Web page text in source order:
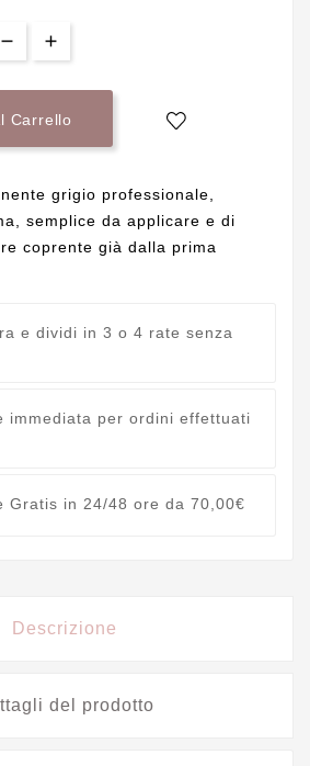
Carrello
grigio professionale,
semplice da applicare e di
coprente già dalla prima
e dividi in 3 o 4 rate senza
immediata per ordini effettuati
Gratis in 24/48 ore da 70,00€
Descrizione
del prodotto